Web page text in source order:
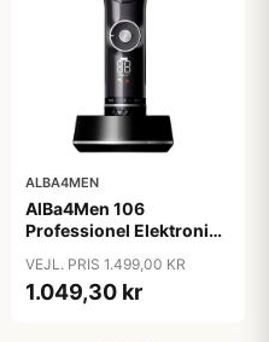
ALBA4MEN
AlBa4Men 106
Professionel Elektronisk
VEJL. PRIS 1.499,00 KR
1.049,30 kr